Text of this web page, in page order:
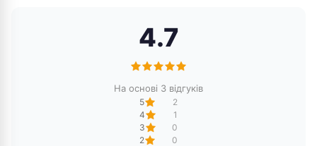
4.7
На основі 3 відгуків
5
2
4
1
3
0
2
0